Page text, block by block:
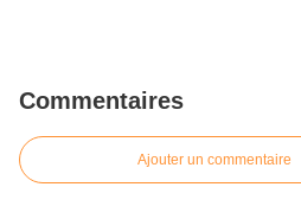
Commentaires
Ajouter un commentaire